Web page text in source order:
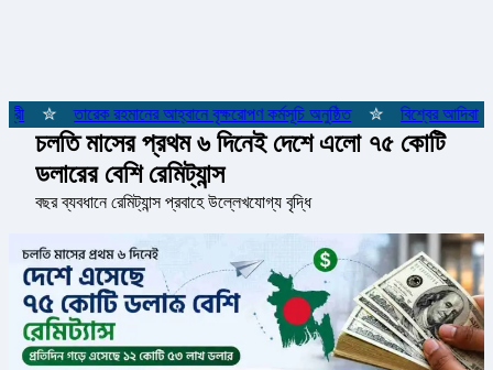
তারেক রহমানের আহ্বানে বৃক্ষরোপণ কর্মসূচি অনুষ্ঠিত বিশ্বের
চলতি মাসের প্রথম ৬ দিনেই দেশে এলো ৭৫ কোটি
ডলারের বেশি রেমিট্যান্স
বছর ব্যবধানে রেমিট্যান্স প্রবাহে উল্লেখযোগ্য বৃদ্ধি